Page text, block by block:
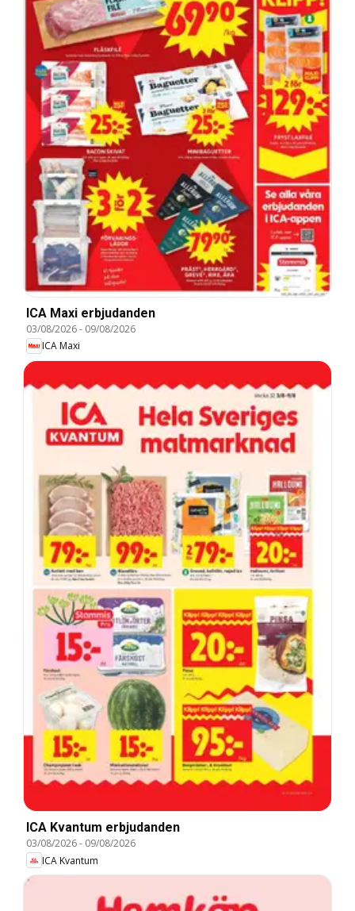
ICA Maxi erbjudanden
03/08/2026- 09/08/2026
ICA Maxi
ICA Kvantum erbjudanden
03/08/2026- 09/08/2026
ICA Kvantum